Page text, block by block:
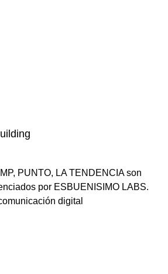
, PUNTO, LA TENDENCIAson
por ESBUENISIMO LABS.
digital